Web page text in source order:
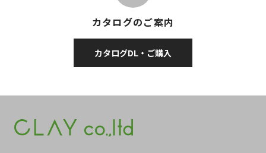
カタログのご案内
カタログDL・ご購入